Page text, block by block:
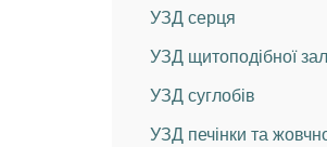
УЗД серця
УЗД щитоподібної
УЗД суглобів
УЗД печінки та